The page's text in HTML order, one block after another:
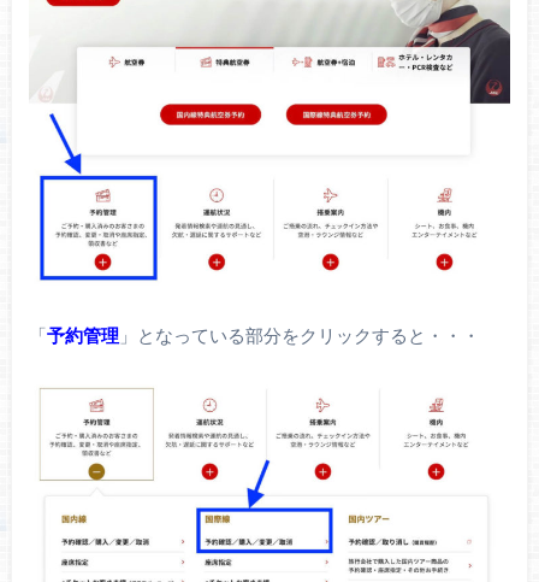
「予約管理」となっている部分をクリックすると・・・